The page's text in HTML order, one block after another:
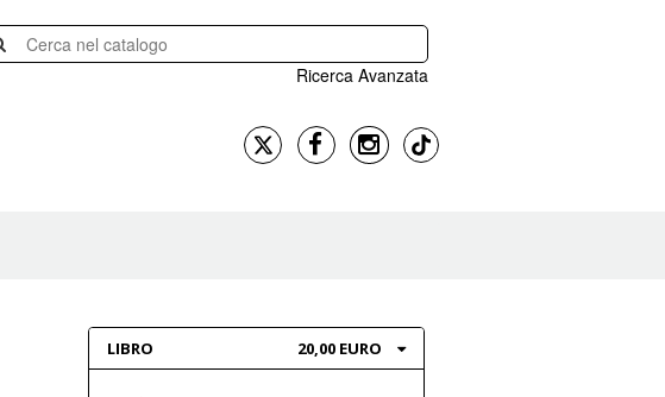
Ricerca Avanzata
LIBRO 20,00 EURO